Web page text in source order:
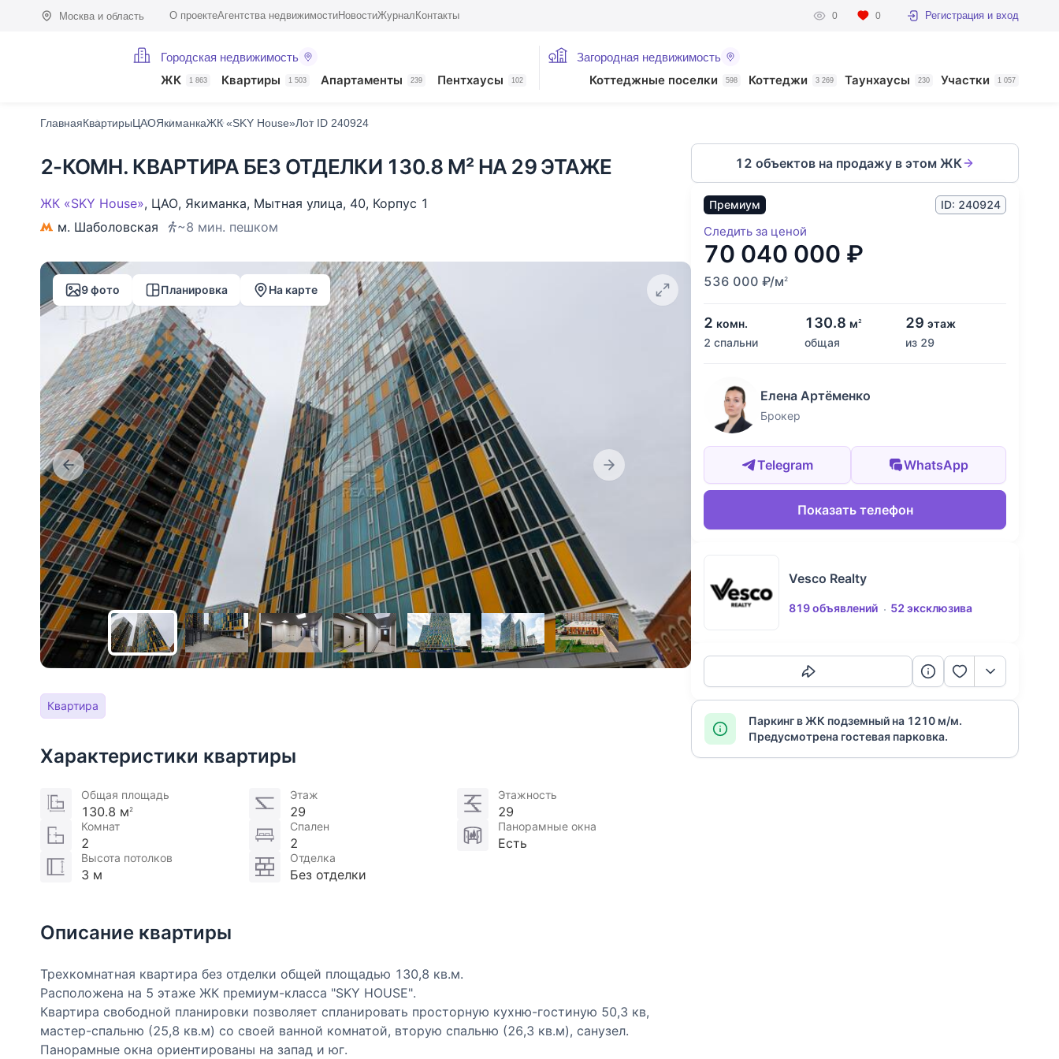
Москва и область О проектеАгентства недвижимостиНовостиЖурнал Контакты 0 0 Регистрация и вход
Городская недвижимость
ЖК 1 863 Квартиры 1 503 Апартаменты 239 Пентхаусы 102
Загородная недвижимость
Коттеджные поселки 598 Коттеджи 3 269 Таунхаусы 230 Участки 1 057
ГлавнаяКвартирыЦАОЯкиманкаЖК «SKY House»Лот ID 240924
2-КОМН. КВАРТИРА БЕЗ ОТДЕЛКИ 130.8 М² НА 29 ЭТАЖЕ
ЖК «SKY House», ЦАО, Якиманка, Мытная улица, 40, Корпус 1
м. Шаболовская
~8 мин. пешком
9 фото Планировка На карте
Квартира
Характеристики квартиры
Общая площадь
130.8 м 2
Этаж
29
Этажность
29
Комнат
2
Спален
2
Панорамные окна
Есть
Высота потолков
3 м
Отделка
Без отделки
Описание квартиры
Трехкомнатная квартира без отделки общей площадью 130,8 кв.м.
Расположена на 5 этаже ЖК премиум-класса "SKY HOUSE".
Квартира свободной планировки позволяет спланировать просторную кухню-гостиную 50,3 кв,
мастер-спальню (25,8 кв.м) со своей ванной комнатой, вторую спальню (26,3 кв.м), санузел.
Панорамные окна ориентированы на запад и юг.
12 объектов на продажу в этом ЖК
Премиум ID: 240924
Следить за ценой
70 040 000 ₽
536 000 ₽/м2
2 комн.
2 спальни
130.8 м2
общая
29 этаж
из 29
Елена Артёменко
Брокер
Telegram WhatsApp
Показать телефон
Vesco Realty
819 объявлений
52 эксклюзива
Паркинг в ЖК подземный на 1210 м/м.
Предусмотрена гостевая парковка.
ХарактеристикиОписаниеО домеНа карте